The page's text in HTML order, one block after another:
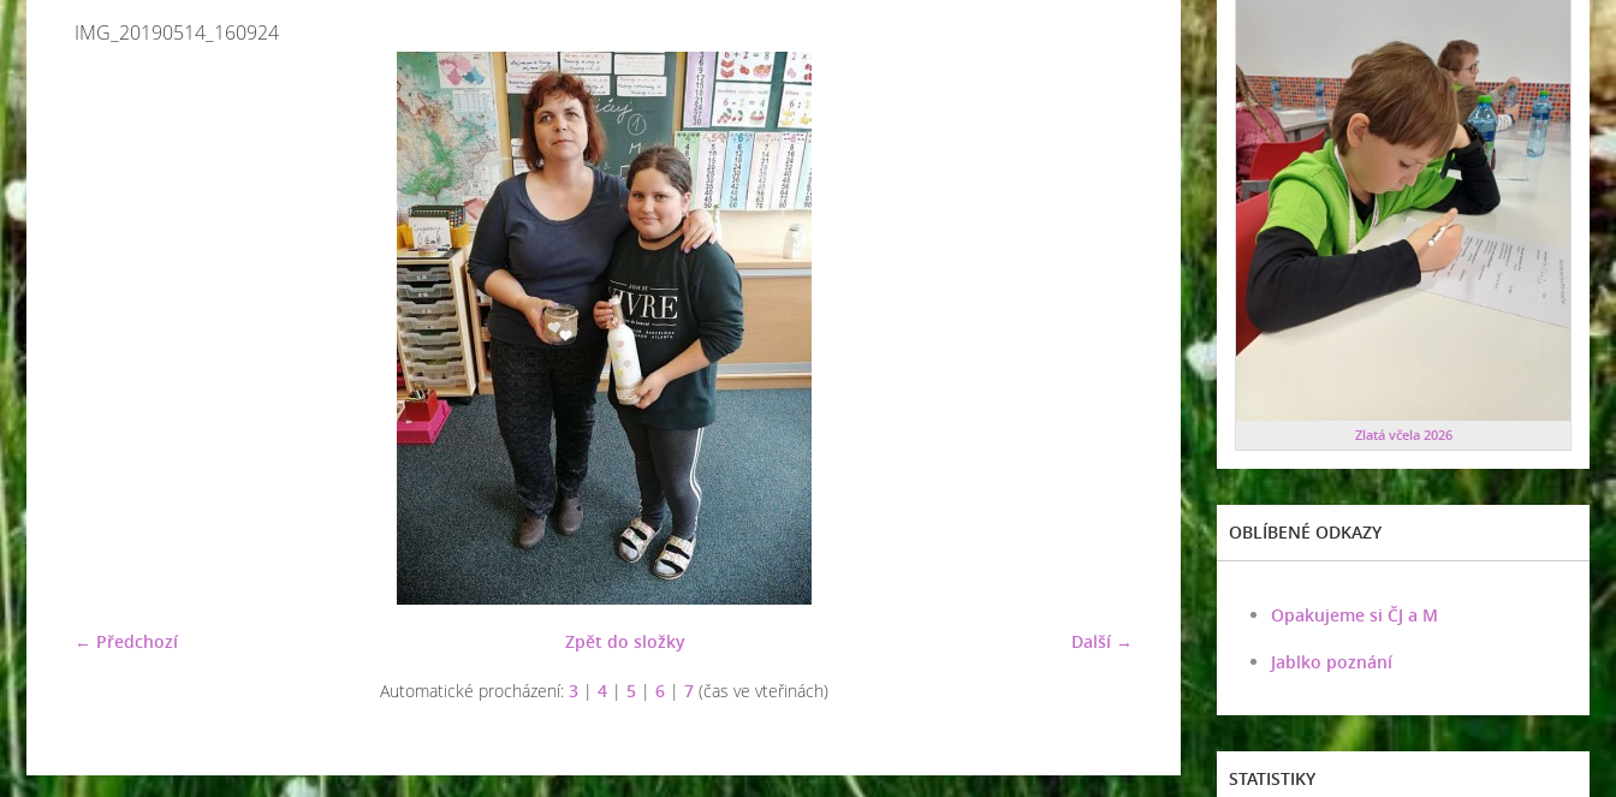
IMG_20190514_160924
← Předchozí Další →
Zpět do složky
Automatické procházení: 3| 4| 5| 6| 7(čas ve vteřinách)
Zlatá včela 2026
OBLÍBENÉ ODKAZY
Opakujeme si ČJ a M
Jablko poznání
STATISTIKY